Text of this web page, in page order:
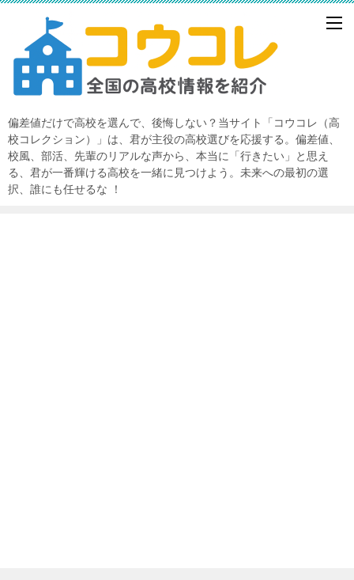
偏差値だけで高校を選んで、後悔しない？当サイト「コウコレ（高
校コレクション）」は、君が主役の高校選びを応援する。偏差値、
校風、部活、先輩のリアルな声から、本当に「行きたい」と思え
る、君が一番輝ける高校を一緒に見つけよう。未来への最初の選
択、誰にも任せるな ！